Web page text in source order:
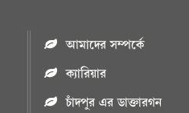
আমাদের সম্পর্কে
ক্যারিয়ার
চাঁদপুর এর ডাক্তারগন